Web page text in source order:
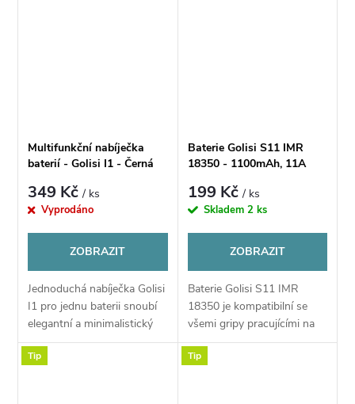
Multifunkční nabíječka
baterií - Golisi I1 - Černá
349 Kč/ ks
Vyprodáno
ZOBRAZIT
Jednoduchá nabíječka Golisi
I1 pro jednu baterii snoubí
elegantní a minimalistický
design s praktickým
využitím zejména pro gripy
Baterie Golisi S11 IMR
18350 - 1100mAh, 11A
199 Kč/ ks
Skladem 2 ks
ZOBRAZIT
Baterie Golisi S11 IMR
18350 je kompatibilní se
všemi gripy pracujícími na
články 18350. Baterie nabízí
kapacitu 1100mAh. Tento
Tip Tip